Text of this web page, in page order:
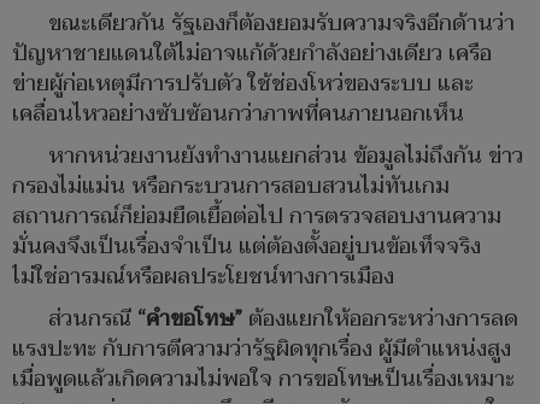
ขณะเดียวกัน รัฐเองก็ต้องยอมรับความจริงอีกด้านว่า
ปัญหาชายแดนใต้ไม่อาจแก้ด้วยกำลังอย่างเดียว เครือ
ข่ายผู้ก่อเหตุมีการปรับตัว ใช้ช่องโหว่ของระบบ และ
เคลื่อนไหวอย่างซับซ้อนกว่าภาพที่คนภายนอกเห็น
หากหน่วยงานยังทำงานแยกส่วน ข้อมูลไม่ถึงกัน ข่าว
กรองไม่แม่น หรือกระบวนการสอบสวนไม่ทันเกม
สถานการณ์ก็ย่อมยืดเยื้อต่อไป การตรวจสอบงานความ
มั่นคงจึงเป็นเรื่องจำเป็น แต่ต้องตั้งอยู่บนข้อเท็จจริง
ไม่ใช่อารมณ์หรือผลประโยชน์ทางการเมือง
ส่วนกรณี“คำขอโทษ”ต้องแยกให้ออกระหว่างการลด
แรงปะทะ กับการตีความว่ารัฐผิดทุกเรื่อง ผู้มีตำแหน่งสูง
เมื่อพูดแล้วเกิดความไม่พอใจ การขอโทษเป็นเรื่องเหมาะ